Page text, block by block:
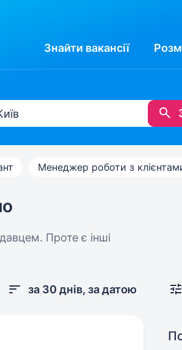
Знайти вакансії
Менеджер роботи з
Проте є інші
за 30 днів, за датою